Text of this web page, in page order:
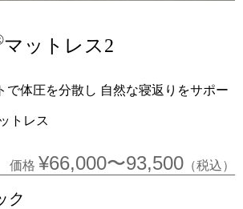
マットレス2
で体圧を分散し 自然な寝返りをサポー
トレス
価格 ¥66,000〜93,500 （税込）
ク